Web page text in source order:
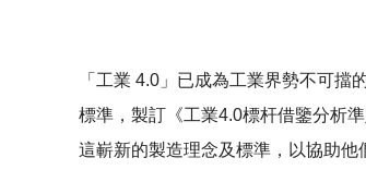
「工業 4.0」已成為工業界勢不可
標準，製訂《工業4.0標杆借鑒分析
這嶄新的製造理念及標準，以協助他